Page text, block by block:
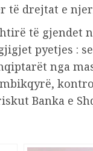
drejtat e
të gjendet
pyetjes :
nga
Banka e